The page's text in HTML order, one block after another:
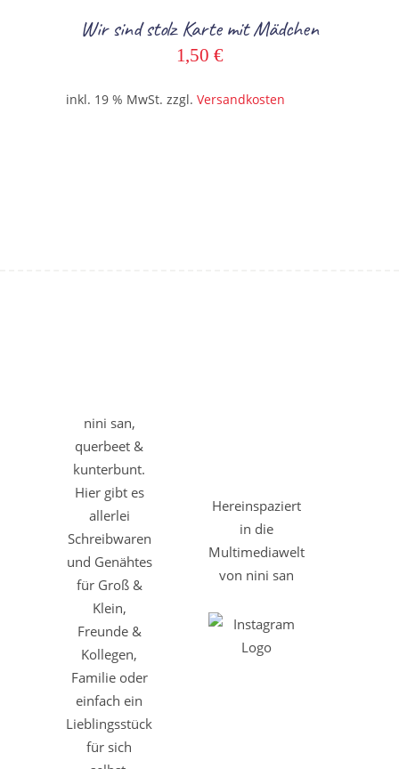
Wir sind stolz Karte mit Mädchen
1,50 €
inkl. 19 % MwSt. zzgl. Versandkosten
nini san,
querbeet &
kunterbunt.
Hier gibt es
allerlei
Schreibwaren
und Genähtes
für Groß &
Klein,
Freunde &
Kollegen,
Familie oder
einfach ein
Lieblingsstück
für sich
Hereinspaziert
in die
Multimediawelt
von nini san